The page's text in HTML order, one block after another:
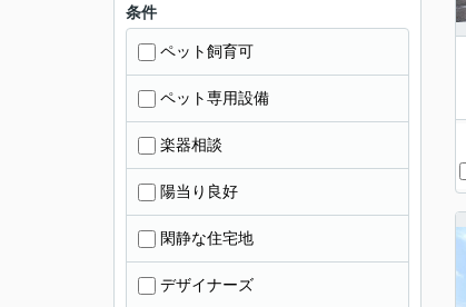
条件
ペット飼育可
ペット専用設備
楽器相談
陽当り良好
閑静な住宅地
デザイナーズ